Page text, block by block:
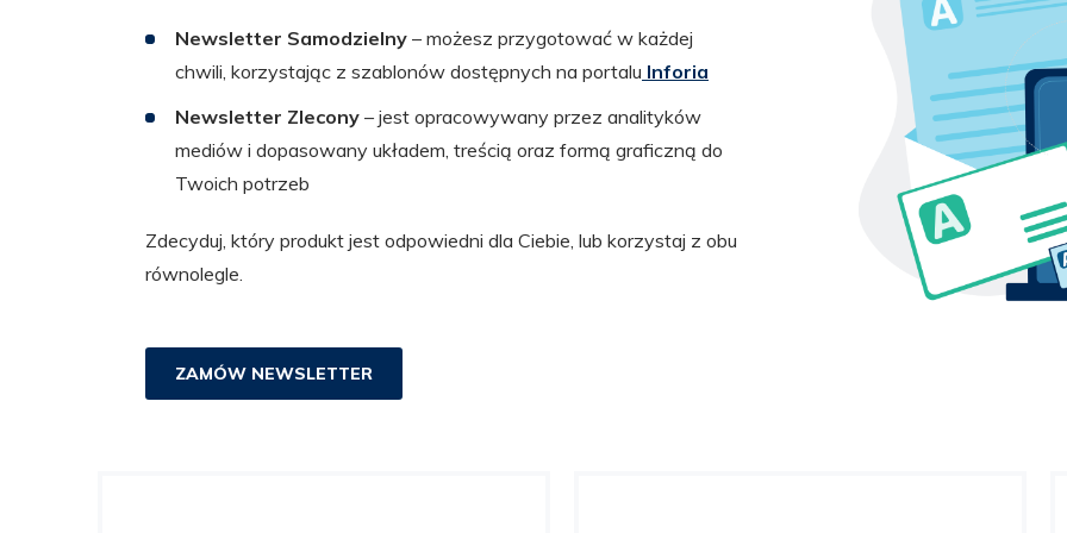
Newsletter Samodzielny – możesz przygotować w każdej
chwili, korzystając z szablonów dostępnych na portalu Inforia
Newsletter Zlecony – jest opracowywany przez analityków
mediów i dopasowany układem, treścią oraz formą graficzną do
Twoich potrzeb
Zdecyduj, który produkt jest odpowiedni dla Ciebie, lub korzystaj z obu
równolegle.
ZAMÓW NEWSLETTER